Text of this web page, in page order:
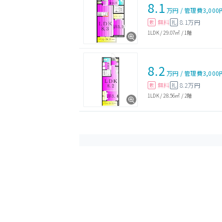
8.1 万円 /管理費3,000
敷 無料 礼 8.1万円
1LDK/ 29.07㎡ / 1階
8.2 万円 /管理費3,000
敷 無料 礼 8.2万円
1LDK/ 28.56㎡ / 2階